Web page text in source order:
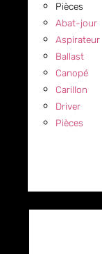
Pièces
Abat-jour
Aspirateur
Ballast
Canopé
Carillon
Driver
Pièces